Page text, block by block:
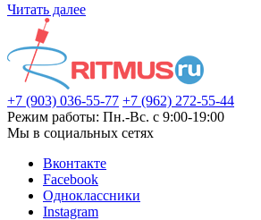
Читать далее
+7 (903) 036-55-77 +7 (962) 272-55-44
Режим работы: Пн.-Вс. с 9:00-19:00
Мы в социальных сетях
Вконтакте
Facebook
Одноклассники
Instagram